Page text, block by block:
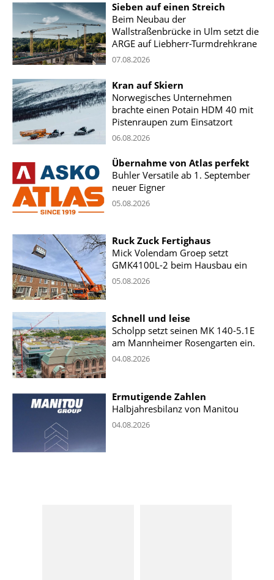
Sieben auf einen Streich
Beim Neubau der
Wallstraßenbrücke in Ulm setzt die
ARGE auf Liebherr-Turmdrehkrane
07.08.2026
Kran auf Skiern
Norwegisches Unternehmen
brachte einen Potain HDM 40 mit
Pistenraupen zum Einsatzort
06.08.2026
Übernahme von Atlas perfekt
Buhler Versatile ab 1. September
neuer Eigner
05.08.2026
Ruck Zuck Fertighaus
Mick Volendam Groep setzt
GMK4100L-2 beim Hausbau ein
05.08.2026
Schnell und leise
Scholpp setzt seinen MK 140-5.1E
am Mannheimer Rosengarten ein.
04.08.2026
Ermutigende Zahlen
Halbjahresbilanz von Manitou
04.08.2026